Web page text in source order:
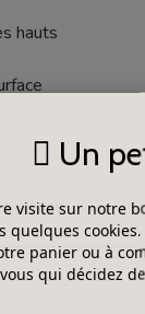
hauts
pièces
Un
visite sur notre
quelques
panier ou à
qui décidez